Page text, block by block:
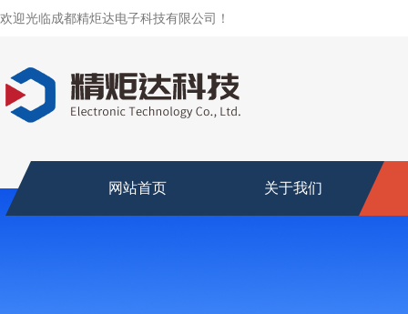
欢迎光临成都精炬达电子科技有限公司！
网站首页 关于我们